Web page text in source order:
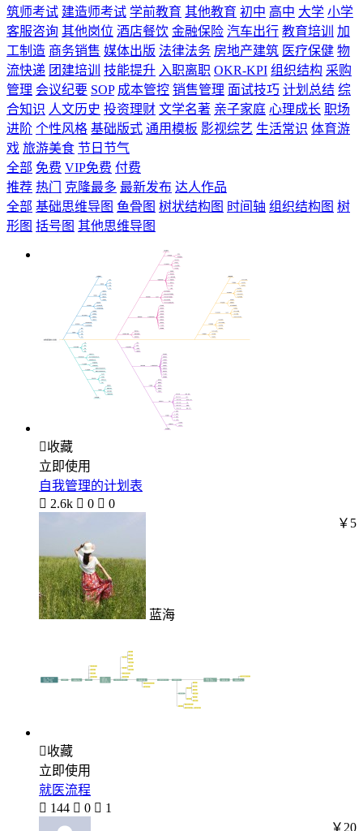
筑师考试 建造师考试 学前教育 其他教育 初中 高中 大学 小学
客服咨询 其他岗位 酒店餐饮 金融保险 汽车出行 教育培训
加
工制造 商务销售 媒体出版 法律法务 房地产建筑 医疗保健 物
流快递 团建培训 技能提升 入职离职 OKR-KPI 组织结构 采购
管理 会议纪要 SOP 成本管控 销售管理 面试技巧 计划总结 综
合知识 人文历史 投资理财 文学名著 亲子家庭 心理成长 职场
进阶 个性风格 基础版式 通用模板 影视综艺 生活常识 体育游
戏 旅游美食 节日节气
全部 免费 VIP免费 付费
推荐 热门 克隆最多 最新发布 达人作品
全部 基础思维导图 鱼骨图 树状结构图 时间轴 组织结构图 树
形图 括号图 其他思维导图
收藏
立即使用
自我管理的计划表
 2.6k  0  0
蓝海
￥5
收藏
立即使用
就医流程
 144  0  1
￥20